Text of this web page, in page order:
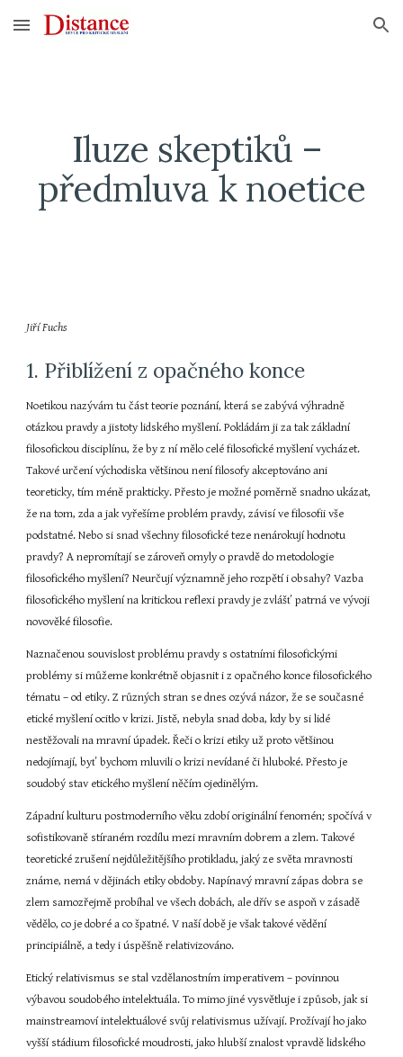
Skip to main content Skip to navigation
Iluze skeptiků –
předmluva k noetice
Jiří Fuchs
1. Přiblížení z opačného konce
Noetikou nazývám tu část teorie poznání, která se zabývá výhradně
otázkou pravdy a jistoty lidského myšlení. Pokládám ji za tak základní
filosofickou disciplínu, že by z ní mělo celé filosofické myšlení vycházet.
Takové určení východiska většinou není filosofy akceptováno ani
teoreticky, tím méně prakticky. Přesto je možné poměrně snadno ukázat,
že na tom, zda a jak vyřešíme problém pravdy, závisí ve filosofii vše
podstatné. Nebo si snad všechny filosofické teze nenárokují hodnotu
pravdy? A nepromítají se zároveň omyly o pravdě do metodologie
filosofického myšlení? Neurčují významně jeho rozpětí i obsahy? Vazba
filosofického myšlení na kritickou reflexi pravdy je zvlášť patrná ve vývoji
novověké filosofie.
Naznačenou souvislost problému pravdy s ostatními filosofickými
problémy si můžeme konkrétně objasnit i z opačného konce filosofického
tématu – od etiky. Z různých stran se dnes ozývá názor, že se současné
etické myšlení ocitlo v krizi. Jistě, nebyla snad doba, kdy by si lidé
nestěžovali na mravní úpadek. Řeči o krizi etiky už proto většinou
nedojímají, byť bychom mluvili o krizi nevídané či hluboké. Přesto je
soudobý stav etického myšlení něčím ojedinělým.
Západní kulturu postmoderního věku zdobí originální fenomén; spočívá v
sofistikovaně stíraném rozdílu mezi mravním dobrem a zlem. Takové
teoretické zrušení nejdůležitějšího protikladu, jaký ze světa mravnosti
známe, nemá v dějinách etiky obdoby. Napínavý mravní zápas dobra se
zlem samozřejmě probíhal ve všech dobách, ale dřív se aspoň v zásadě
vědělo, co je dobré a co špatné. V naší době je však takové vědění
principiálně, a tedy i úspěšně relativizováno.
Etický relativismus se stal vzdělanostním imperativem – povinnou
výbavou soudobého intelektuála. To mimo jiné vysvětluje i způsob, jak si
mainstreamoví intelektuálové svůj relativismus užívají. Prožívají ho jako
vyšší stádium filosofické moudrosti, jako hlubší znalost vpravdě lidského